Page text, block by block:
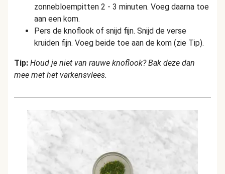
zonnebloempitten 2 - 3 minuten. Voeg daarna toe
aan een kom.
Pers de knoflook of snijd fijn. Snijd de verse
kruiden fijn. Voeg beide toe aan de kom (zie Tip).
Tip: Houd je niet van rauwe knoflook? Bak deze dan
mee met het varkensvlees.